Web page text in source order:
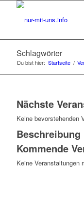
Schlagwörter
Du bist hier: Startseite /
Nächste
Keine bevorstehenden
Beschreibung
Kommende
Keine Veranstaltungen